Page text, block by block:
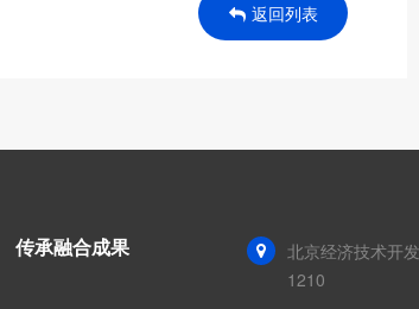
返回列表
传承融合成果
北京经济技术开
1210